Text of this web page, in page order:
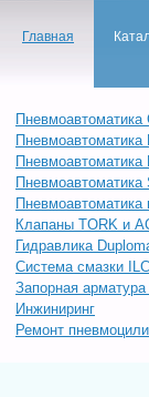
Главная
Пневмоавтоматика
Пневмоавтоматика
Пневмоавтоматика
Пневмоавтоматика
Клапаны TORK и
Гидравлика
Система смазки ILC
Запорная
Инжиниринг
Ремонт